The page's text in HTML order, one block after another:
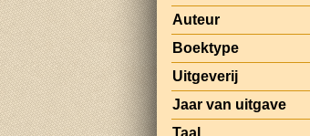
Auteur
Boektype
Uitgeverij
Jaar van uitgave
Taal